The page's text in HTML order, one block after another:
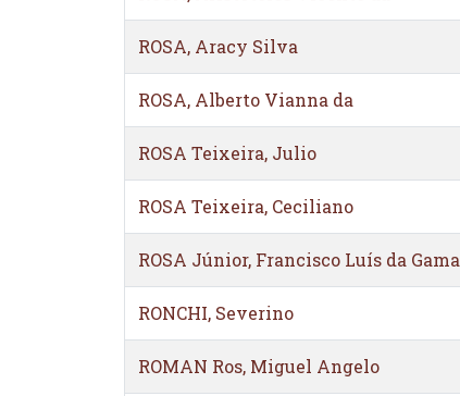
ROSA, Aracy Silva
ROSA, Alberto Vianna da
ROSA Teixeira, Julio
ROSA Teixeira, Ceciliano
ROSA Júnior, Francisco Luís da Gama
RONCHI, Severino
ROMAN Ros, Miguel Angelo